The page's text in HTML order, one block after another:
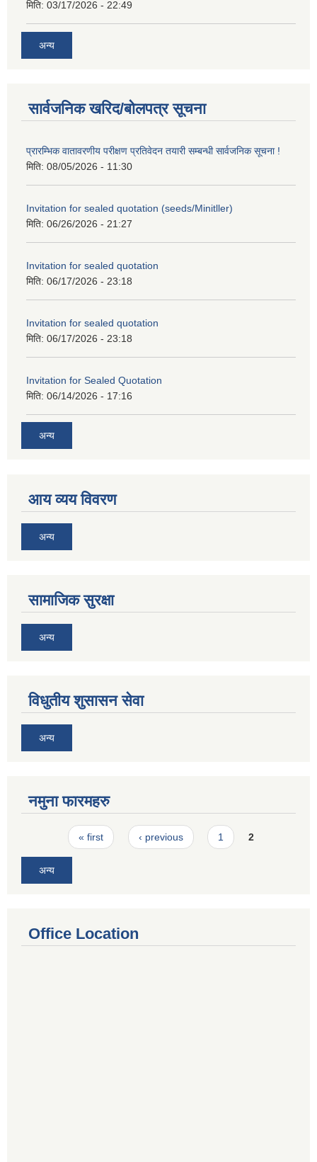
मिति: 03/17/2026 - 22:49
अन्य
सार्वजनिक खरिद/बोलपत्र सूचना
प्रारम्भिक वातावरणीय परीक्षण प्रतिवेदन तयारी सम्बन्धी सार्वजनिक सूचना !
मिति: 08/05/2026 - 11:30
Invitation for sealed quotation (seeds/Minitller)
मिति: 06/26/2026 - 21:27
Invitation for sealed quotation
मिति: 06/17/2026 - 23:18
Invitation for sealed quotation
मिति: 06/17/2026 - 23:18
Invitation for Sealed Quotation
मिति: 06/14/2026 - 17:16
अन्य
आय व्यय विवरण
अन्य
सामाजिक सुरक्षा
अन्य
विधुतीय शुसासन सेवा
अन्य
नमुना फारमहरु
Pages« first ‹ previous 1 2
अन्य
Office Location